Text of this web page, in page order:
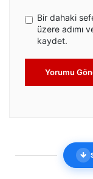
Bir dahaki
üzere adımı
kaydet.
Yorumu